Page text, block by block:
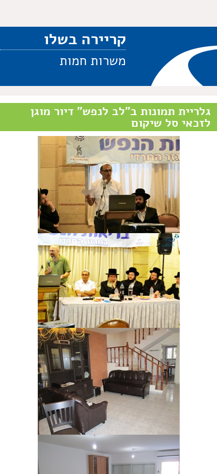
קריירה בשלו
משרות חמות
גלריית תמונות ב"לב לנפש" דיור מוגן
לזכאי סל שיקום